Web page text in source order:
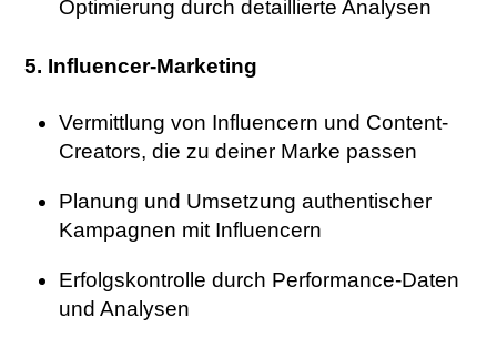
Optimierung durch detaillierte Analysen
5. Influencer-Marketing
Vermittlung von Influencern und Content-
Creators, die zu deiner Marke passen
Planung und Umsetzung authentischer
Kampagnen mit Influencern
Erfolgskontrolle durch Performance-Daten
und Analysen